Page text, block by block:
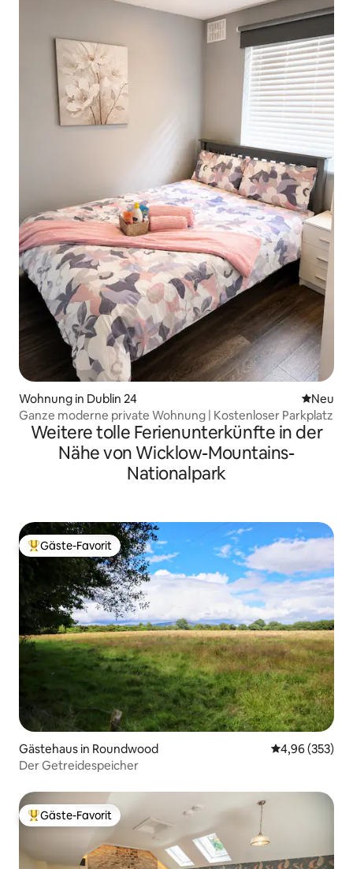
Wohnung in Dublin 24 Neue
Neu
Ganze moderne private Wohnung | Kostenloser Parkplatz
Weitere tolle Ferienunterkünfte in der
Nähe von Wicklow-Mountains-
Nationalpark
Beliebter Gäste-Favorit.
Gäste-Favorit
Gästehaus in Roundwood
4,96 (353)
Der Getreidespeicher
Beliebter Gäste-Favorit.
Gäste-Favorit